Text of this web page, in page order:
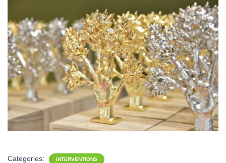
Categories: INTERVENTIONS